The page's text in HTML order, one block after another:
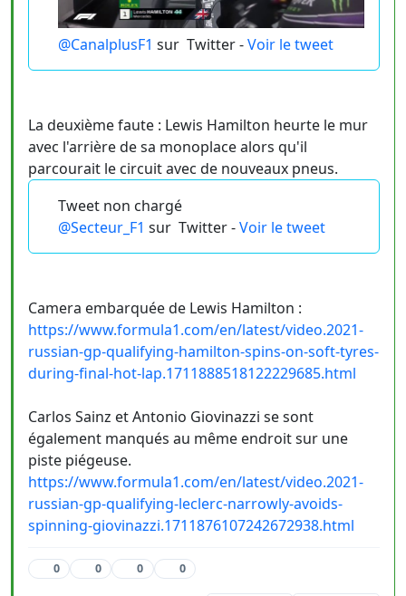
@CanalplusF1 sur Twitter -Voir le tweet
La deuxième faute : Lewis Hamilton heurte le mur
avec l'arrière de sa monoplace alors qu'il
parcourait le circuit avec de nouveaux pneus.
Tweet non chargé
@Secteur_F1 sur Twitter -Voir le tweet
Camera embarquée de Lewis Hamilton :
https://www.formula1.com/en/latest/video.2021-
russian-gp-qualifying-hamilton-spins-on-soft-tyres-
during-final-hot-lap.1711888518122229685.html
Carlos Sainz et Antonio Giovinazzi se sont
également manqués au même endroit sur une
piste piégeuse.
https://www.formula1.com/en/latest/video.2021-
russian-gp-qualifying-leclerc-narrowly-avoids-
spinning-giovinazzi.1711876107242672938.html
0 0 0 0